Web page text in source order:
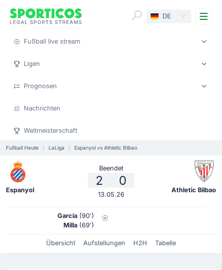
DE
Fußball live stream
Ligen
Prognosen
Nachrichten
Weltmeisterschaft
Fußball Heute LaLiga Espanyol vs Athletic Bilbao
Espanyol
Beendet
2 0
13.05.26
Athletic Bilbao
Garcia (90')
Milla (69')
Übersicht Aufstellungen H2H Tabelle